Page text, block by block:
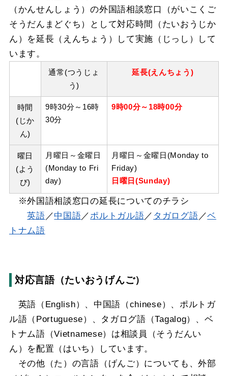
（かんせんしょう）の外国語相談窓口（がいこくご
そうだんまどぐち）として対応時間（たいおうじか
ん）を延長（えんちょう）して実施（じっし）して
います。
通常(つうじょ
う)
延長(えんちょう)
時間
(じか
ん)
9時30分～16時
30分
9時00分～ 18時00分
曜日
(よう
び)
月曜日～金曜日
(Monday to Fri
day)
月曜日～金曜日(Monday to
Friday)
日曜日(Sunday)
※外国語相談窓口の延長についてのチラシ
英語 ／中国語／ポルトガル語／ タガログ語 ／ベ
トナム語
対応言語（たいおうげんご）
英語（English）、中国語（chinese）、ポルトガ
ル語（Portuguese）、タガログ語（Tagalog）、ベ
トナム語（Vietnamese）は相談員（そうだんい
ん）を配置（はいち）しています。
その他（た）の言語（げんご）についても、外部